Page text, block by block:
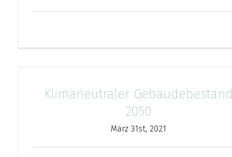
Klimaneutraler Gebäudebestand
2050
März 31st, 2021